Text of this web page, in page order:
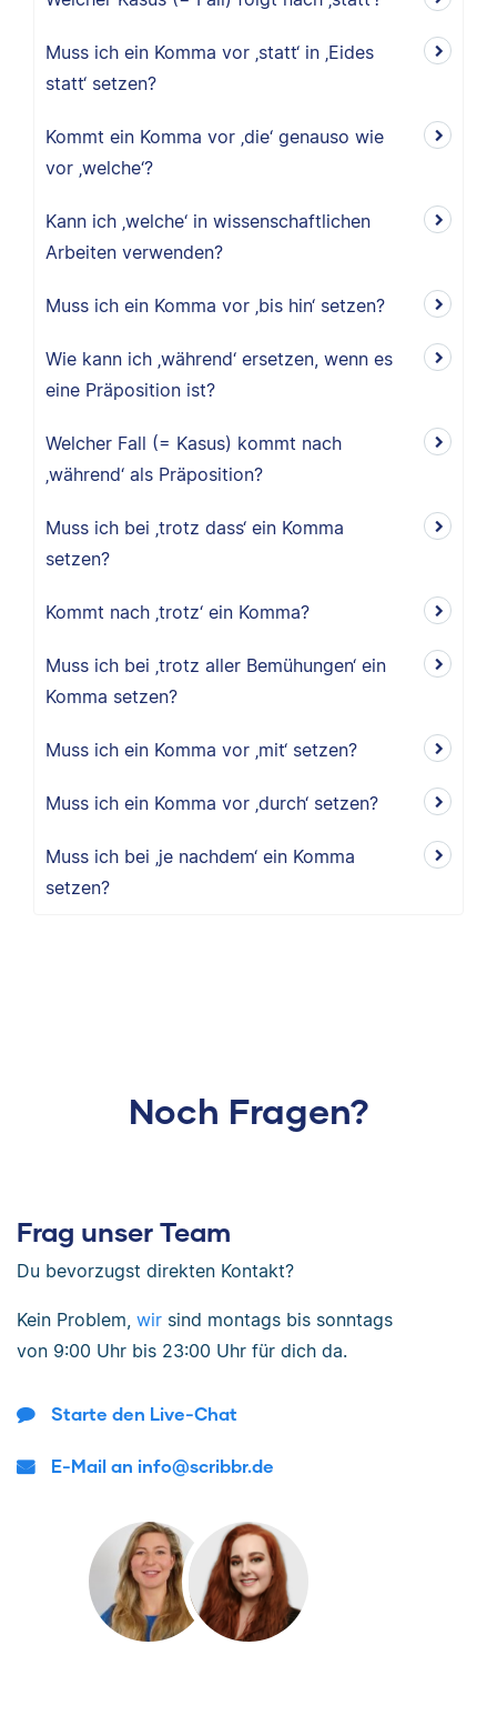
Muss ich ein Komma vor ‚statt‘ in ‚Eides
statt‘ setzen?
Kommt ein Komma vor ‚die‘ genauso wie
vor ‚welche‘?
Kann ich ‚welche‘ in wissenschaftlichen
Arbeiten verwenden?
Muss ich ein Komma vor ‚bis hin‘ setzen?
Wie kann ich ‚während‘ ersetzen, wenn es
eine Präposition ist?
Welcher Fall (= Kasus) kommt nach
‚während‘ als Präposition?
Muss ich bei ‚trotz dass‘ ein Komma
setzen?
Kommt nach ‚trotz‘ ein Komma?
Muss ich bei ‚trotz aller Bemühungen‘ ein
Komma setzen?
Muss ich ein Komma vor ‚mit‘ setzen?
Muss ich ein Komma vor ‚durch‘ setzen?
Muss ich bei ‚je nachdem‘ ein Komma
setzen?
Noch Fragen?
Frag unser Team
Du bevorzugst direkten Kontakt?
Kein Problem, wir sind montags bis sonntags
von 9:00 Uhr bis 23:00 Uhr für dich da.
Starte den Live-Chat
E-Mail an info@scribbr.de